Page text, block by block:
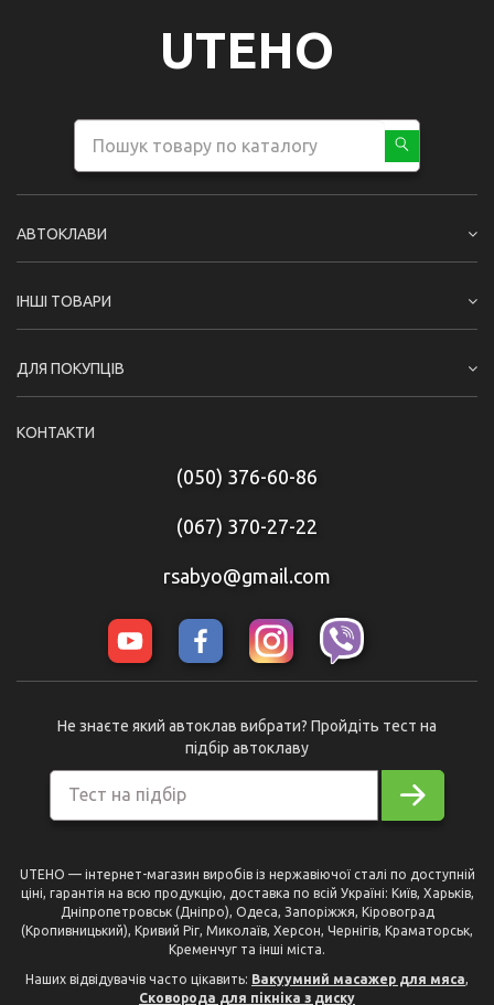
UTEHO
АВТОКЛАВИ
ІНШІ ТОВАРИ
ДЛЯ ПОКУПЦІВ
КОНТАКТИ
(050) 376-60-86
(067) 370-27-22
rsabyo@gmail.com
Тест на підбір
Не знаєте який автоклав вибрати? Пройдіть тест на
підбір автоклаву
UTEHO — інтернет-магазин виробів із нержавіючої сталі по доступній
ціні, гарантія на всю продукцію, доставка по всій Україні: Київ, Харьків,
Дніпропетровськ (Дніпро), Одеса, Запоріжжя, Кіровоград
(Кропивницький), Кривий Ріг, Миколаїв, Херсон, Чернігів, Краматорськ,
Кременчуг та інші міста.
Наших відвідувачів часто цікавить: Вакуумний масажер для мяса,
Сковорода для пікніка з диску